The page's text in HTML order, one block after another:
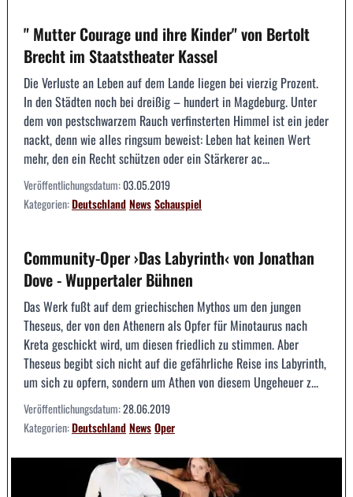
" Mutter Courage und ihre Kinder" von Bertolt
Brecht im Staatstheater Kassel
Die Verluste an Leben auf dem Lande liegen bei vierzig Prozent.
In den Städten noch bei dreißig – hundert in Magdeburg. Unter
dem von pestschwarzem Rauch verfinsterten Himmel ist ein jeder
nackt, denn wie alles ringsum beweist: Leben hat keinen Wert
mehr, den ein Recht schützen oder ein Stärkerer ac...
Veröffentlichungsdatum:03.05.2019
Kategorien:DeutschlandNewsSchauspiel
Community-Oper ›Das Labyrinth‹ von Jonathan
Dove - Wuppertaler Bühnen
Das Werk fußt auf dem griechischen Mythos um den jungen
Theseus, der von den Athenern als Opfer für Minotaurus nach
Kreta geschickt wird, um diesen friedlich zu stimmen. Aber
Theseus begibt sich nicht auf die gefährliche Reise ins Labyrinth,
um sich zu opfern, sondern um Athen von diesem Ungeheuer z...
Veröffentlichungsdatum:28.06.2019
Kategorien:DeutschlandNewsOper